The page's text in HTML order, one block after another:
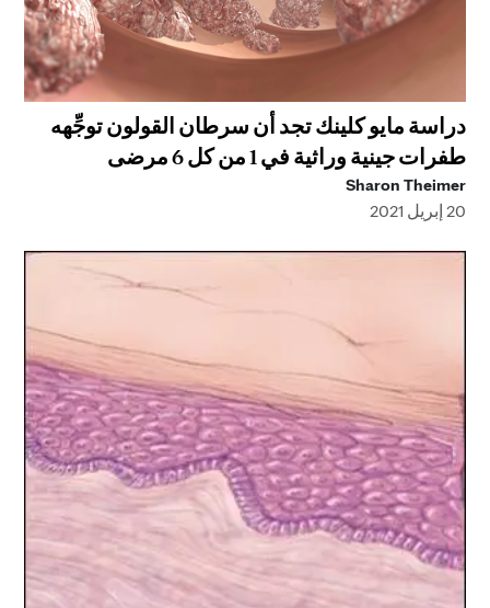
دراسة مايو كلينك تجد أن سرطان القولون توجِّهه
طفرات جينية وراثية في 1 من كل 6 مرضى
Sharon Theimer
20 إبريل 2021